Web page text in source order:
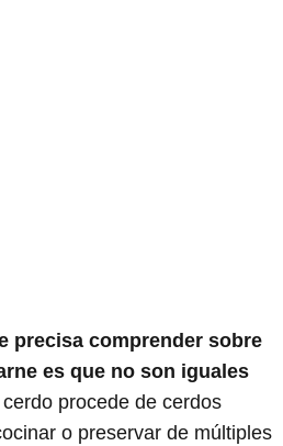
precisa comprender sobre
es que no son iguales
cerdo procede de cerdos
o preservar de múltiples